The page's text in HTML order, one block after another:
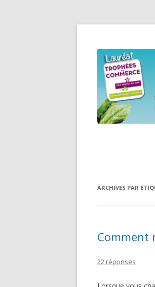
KERink
ARCHIVES PAR
Comment
22 réponses